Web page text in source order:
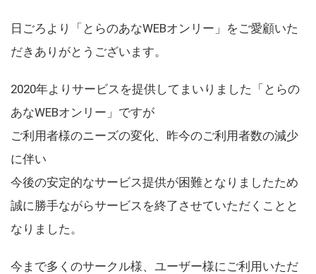
日ごろより「とらのあなWEBオンリー」をご愛顧いた
だきありがとうございます。
2020年よりサービスを提供してまいりました「とらの
あなWEBオンリー」ですが
ご利用者様のニーズの変化、昨今のご利用者数の減少
に伴い
今後の安定的なサービス提供が困難となりましたため
誠に勝手ながらサービスを終了させていただくことと
なりました。
今まで多くのサークル様、ユーザー様にご利用いただ